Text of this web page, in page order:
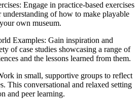
Engage in practice-based exercises
of how to make playable
own museum.
Examples: Gain inspiration and
of case studies showcasing a range of
and the lessons learned from them.
in small, supportive groups to reflect
This conversational and relaxed setting
and peer learning.